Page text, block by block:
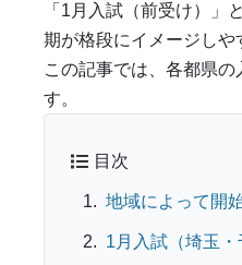
「1月入試（前受け）
期が格段にイメージしや
この記事では、各都県
す。
目次
地域によって開
1月入試（埼玉